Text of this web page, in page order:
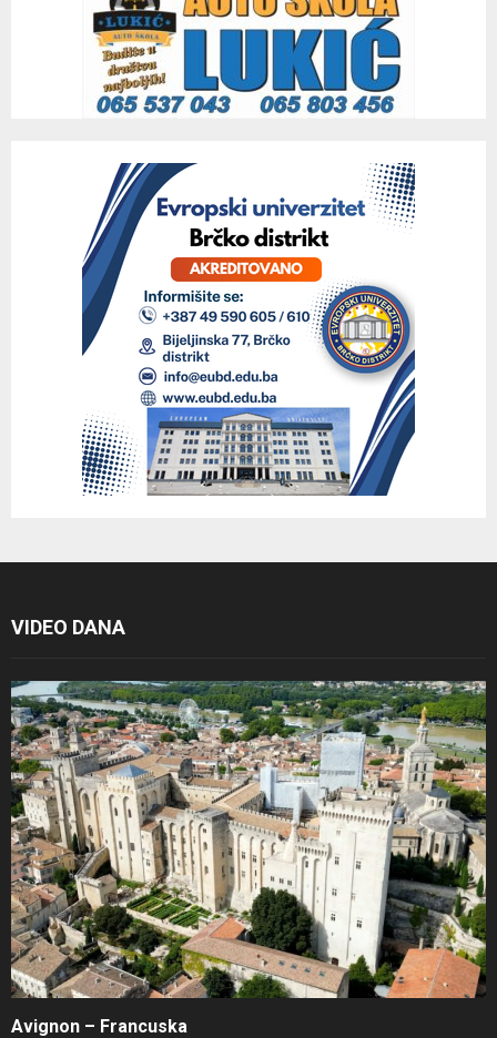
VIDEO DANA
Avignon – Francuska